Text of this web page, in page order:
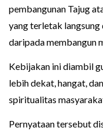
pembangunan Tajug
yang terletak
daripada membangun
Kebijakan ini diambil
lebih dekat, hangat,
spiritualitas
Pernyataan tersebut